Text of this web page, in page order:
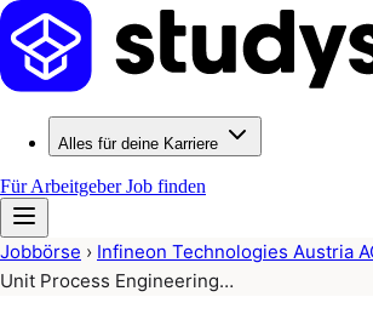
Alles für deine Karriere
Für ArbeitgeberJob finden
Jobbörse › Infineon Technologies Austria
Unit Process Engineering…